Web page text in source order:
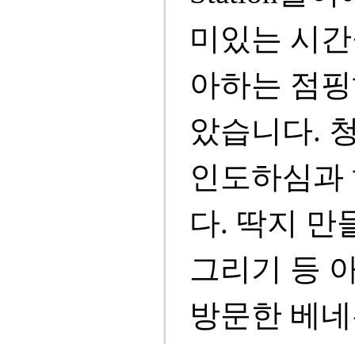
미있는 시
아하는 점
았습니다.
인도하심
다. 딱지 만
그리기 등
방문한 베